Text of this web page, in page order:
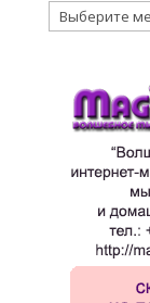
Архивы